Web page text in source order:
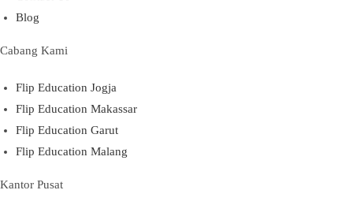
Blog
Cabang Kami
Flip Education Jogja
Flip Education Makassar
Flip Education Garut
Flip Education Malang
Kantor Pusat